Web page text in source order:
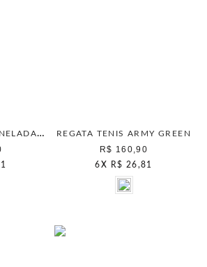
MANGA LONGA CANELADA CHAMPAGNE
REGATA TENIS ARMY GREEN
R$ 160,90
6X R$ 26,81